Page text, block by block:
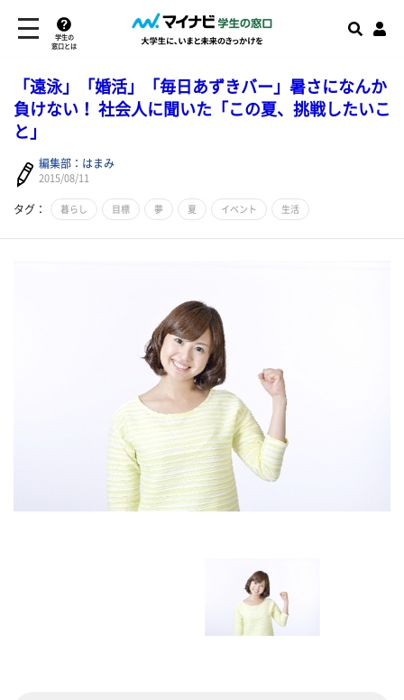
学生の
窓口とは
「遠泳」「婚活」「毎日あずきバー」暑さになんか
負けない！ 社会人に聞いた「この夏、挑戦したいこ
と」
編集部：はまみ
2015/08/11
タグ： 暮らし 目標 夢 夏 イベント 生活